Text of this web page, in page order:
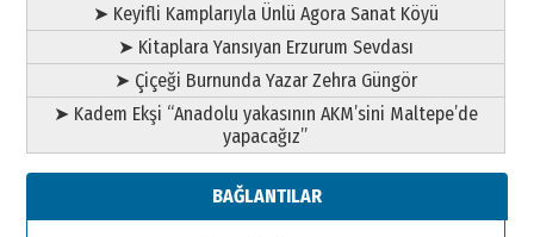
➤ Keyifli Kamplarıyla Ünlü Agora Sanat Köyü
➤ Kitaplara Yansıyan Erzurum Sevdası
➤ Çiçeği Burnunda Yazar Zehra Güngör
➤ Kadem Ekşi “Anadolu yakasının AKM’sini Maltepe’de
yapacağız”
BAĞLANTILAR